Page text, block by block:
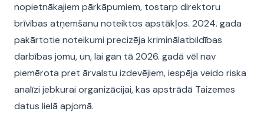
nopietnākajiem pārkāpumiem, tostarp direktoru
brīvības atņemšanu noteiktos apstākļos. 2024. gada
pakārtotie noteikumi precizēja kriminālatbildības
darbības jomu, un, lai gan tā 2026. gadā vēl nav
piemērota pret ārvalstu izdevējiem, iespēja veido riska
analīzi jebkurai organizācijai, kas apstrādā Taizemes
datus lielā apjomā.